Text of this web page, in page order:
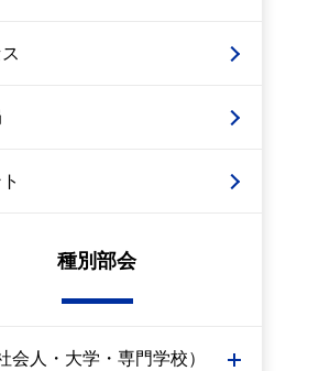
種別部会
会人・大学・専門学校）